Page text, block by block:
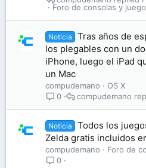
Foro de consolas y
Noticia
Tras años de
los plegables con un
iPhone, luego el iPad
un Mac
compudemano
OS X
0
compudemano
Noticia
Todos los
Zelda gratis incluidos
compudemano
Foro de
0